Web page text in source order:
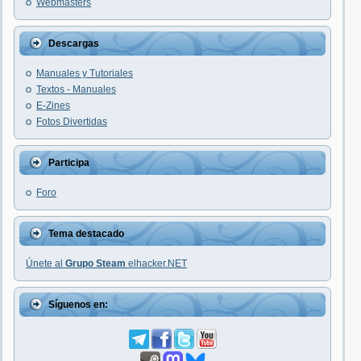
Webmasters
Descargas
Manuales y Tutoriales
Textos - Manuales
E-Zines
Fotos Divertidas
Participa
Foro
Tema destacado
Únete al Grupo Steam elhacker.NET
Síguenos en: